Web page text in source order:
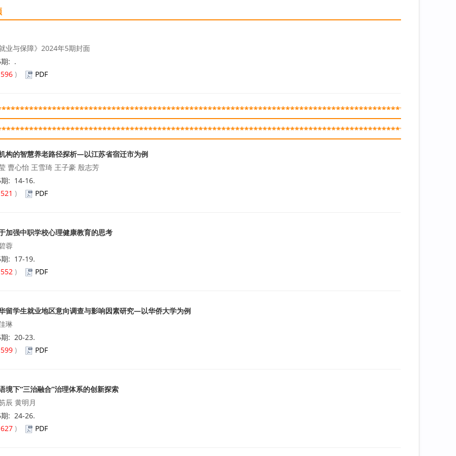
业与保障》2024年5期封面
期: .
596 ) PDF
构的智慧养老路径探析—以江苏省宿迁市为例
曹心怡 王雪琦 王子豪 殷志芳
: 14-16.
521 ) PDF
加强中职学校心理健康教育的思考
蓉
: 17-19.
552 ) PDF
留学生就业地区意向调查与影响因素研究—以华侨大学为例
琳
: 20-23.
599 ) PDF
境下“三治融合”治理体系的创新探索
辰 黄明月
: 24-26.
627 ) PDF